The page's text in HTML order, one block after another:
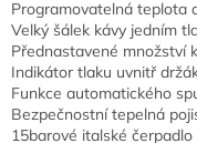
Programovatelná teplota
Velký šálek kávy jedním
Přednastavené množství
Indikátor tlaku uvnitř
Funkce automatického
Bezpečnostní tepelná
15barové italské čerpadlo